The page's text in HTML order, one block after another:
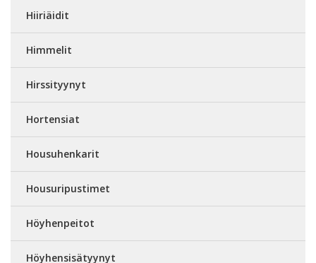
Hiiriäidit
Himmelit
Hirssityynyt
Hortensiat
Housuhenkarit
Housuripustimet
Höyhenpeitot
Höyhensisätyynyt